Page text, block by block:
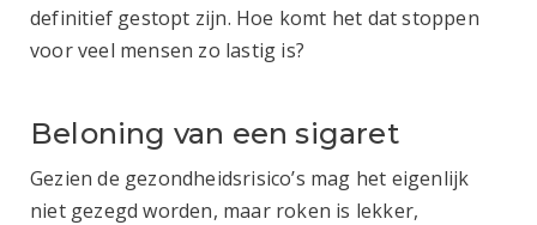
definitief gestopt zijn. Hoe komt het dat stoppen
voor veel mensen zo lastig is?
Beloning van een sigaret
Gezien de gezondheidsrisico’s mag het eigenlijk
niet gezegd worden, maar roken is lekker,